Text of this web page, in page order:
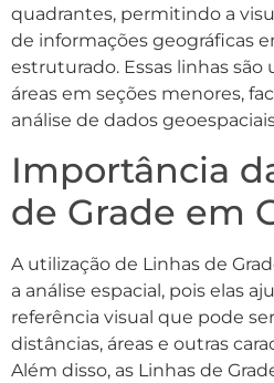
quadrantes, permitindo a
de informações geográficas
estruturado. Essas linhas são
áreas em seções menores,
análise de dados
Importância
de Grade em
A utilização de Linhas de
a análise espacial, pois elas
referência visual que pode
distâncias, áreas e outras
Além disso, as Linhas de